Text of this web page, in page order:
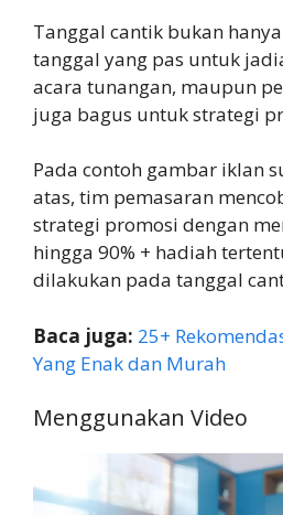
Tanggal cantik bukan
tanggal yang pas untuk
acara tunangan, maupun
juga bagus untuk strategi
Pada contoh gambar iklan
atas, tim pemasaran
strategi promosi dengan
hingga 90% + hadiah
dilakukan pada tanggal
Baca juga: 25+
Yang Enak dan Murah
Menggunakan Video